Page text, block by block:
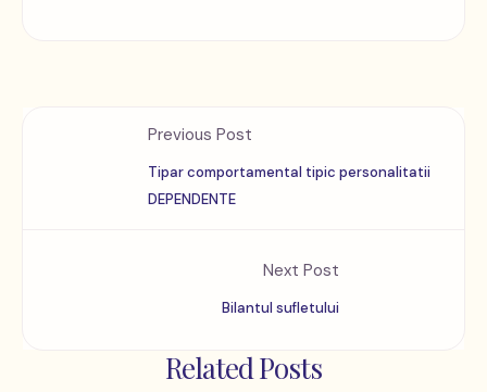
Previous Post
Tipar comportamental tipic personalitatii
DEPENDENTE
Next Post
Bilantul sufletului
Related Posts